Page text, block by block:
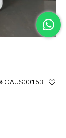
قميص أخضر مخطط مُعادل شفاف قليلاً GAUS00153